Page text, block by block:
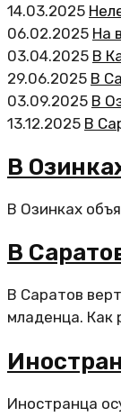
14.03.2025
06.02.2025 На
03.04.2025 В
29.06.2025 В
03.09.2025 В
13.12.2025 В
В
В Озинках
В
В Саратов
младенца. Как
Иностранца